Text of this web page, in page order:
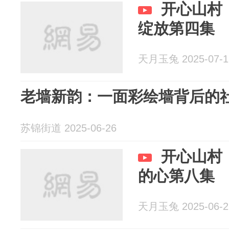
开心山村
绽放第四集
天月玉兔 2025-07-
老墙新韵：一面彩绘墙背后的
苏锦街道 2025-06-26
开心山村
的心第八集
天月玉兔 2025-06-